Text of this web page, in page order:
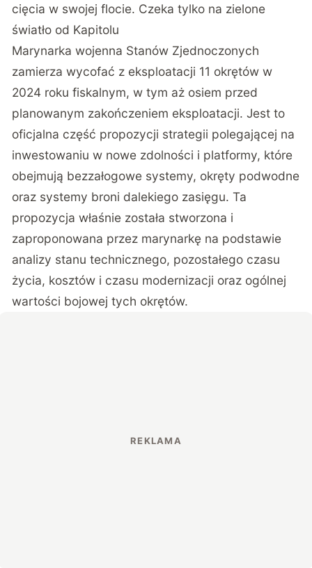
cięcia w swojej flocie. Czeka tylko na zielone
światło od Kapitolu
Marynarka wojenna Stanów Zjednoczonych
zamierza wycofać z eksploatacji 11 okrętów w
2024 roku fiskalnym, w tym aż osiem przed
planowanym zakończeniem eksploatacji. Jest to
oficjalna część propozycji strategii polegającej na
inwestowaniu w nowe zdolności i platformy, które
obejmują bezzałogowe systemy, okręty podwodne
oraz systemy broni dalekiego zasięgu. Ta
propozycja właśnie została stworzona i
zaproponowana przez marynarkę na podstawie
analizy stanu technicznego, pozostałego czasu
życia, kosztów i czasu modernizacji oraz ogólnej
wartości bojowej tych okrętów.